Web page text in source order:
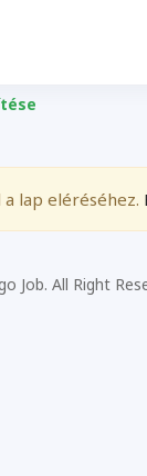
lap eléréséhez.
Job. All Right